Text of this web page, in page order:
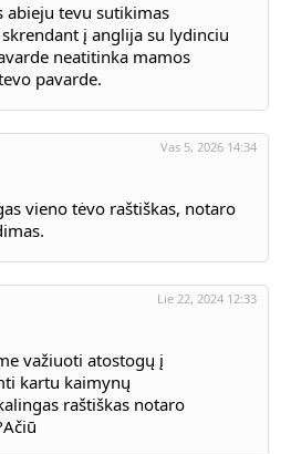
abieju tevu sutikimas
į anglija su lydinciu
neatitinka mamos
pavarde.
Vas 5, 2026 14:34
vieno tėvo raštiškas, notaro
Lie 22, 2024 12:33
važiuoti atostogų į
kartu kaimynų
raštiškas notaro